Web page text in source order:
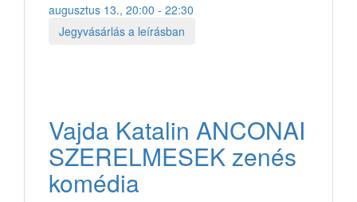
augusztus 13., 20:00 - 22:30
Jegyvásárlás a leírásban
Vajda Katalin ANCONAI
SZERELMESEK zenés
komédia